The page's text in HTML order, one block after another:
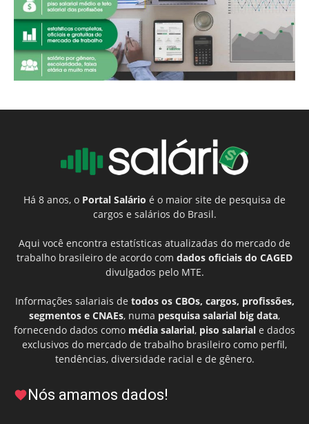
Há 8 anos, o Portal Salário é o maior site de pesquisa de
cargos e salários do Brasil.
Aqui você encontra estatísticas atualizadas do mercado de
trabalho brasileiro de acordo com dados oficiais do CAGED
divulgados pelo MTE.
Informações salariais de todos os CBOs, cargos, profissões,
segmentos e CNAEs, numa pesquisa salarial big data,
fornecendo dados como média salarial, piso salarial e dados
exclusivos do mercado de trabalho brasileiro como perfil,
tendências, diversidade racial e de gênero.
Nós amamos dados!